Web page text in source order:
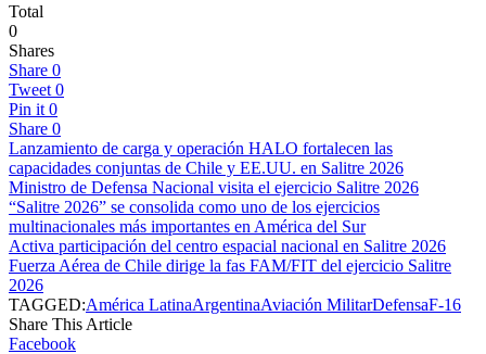
Total
0
Shares
Share 0
Tweet 0
Pin it 0
Share 0
Lanzamiento de carga y operación HALO fortalecen las
capacidades conjuntas de Chile y EE.UU. en Salitre 2026
Ministro de Defensa Nacional visita el ejercicio Salitre 2026
“Salitre 2026” se consolida como uno de los ejercicios
multinacionales más importantes en América del Sur
Activa participación del centro espacial nacional en Salitre 2026
Fuerza Aérea de Chile dirige la fas FAM/FIT del ejercicio Salitre
2026
TAGGED:América LatinaArgentinaAviación MilitarDefensaF-16
Share This Article
Facebook